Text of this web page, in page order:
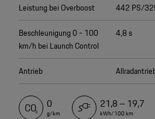
442 PS/
Leistung bei Overboost
4,8 s
Beschleunigung 0 - 100
km/h bei Launch Control
Antrieb
0
g/km
21,8 – 19,7
kWh/100 km